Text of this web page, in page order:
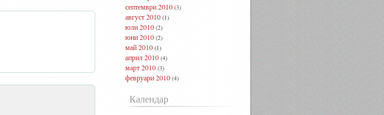
септември 2010 (3)
август 2010 (1)
юли 2010 (2)
юни 2010 (2)
май 2010 (1)
април 2010 (4)
март 2010 (3)
февруари 2010 (4)
Календар